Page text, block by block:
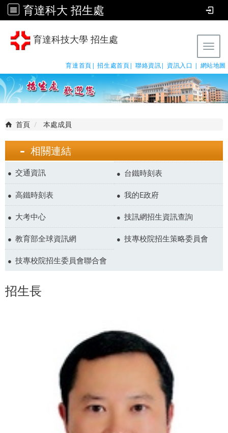
育達科大 招生處
育達科技大學 招生處
育達首頁| 招生處首頁| 聯絡資訊| 資訊入口 | 網站地圖
首頁 本處成員
相關連結
交通資訊 台鐵時刻表
高鐵時刻表 我的E政府
大考中心 技訊網招生資訊查詢
教育部全球資訊網 技專校院招生策略委員會
技專校院招生委員會聯合會
招生長